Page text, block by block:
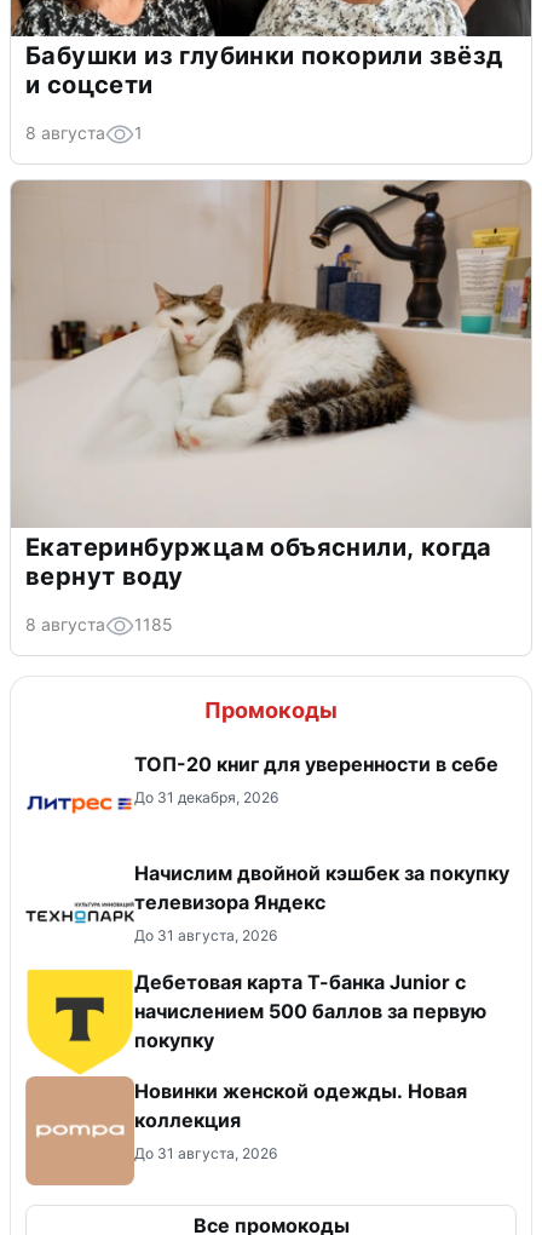
Бабушки из глубинки покорили звёзд
и соцсети
8 августа 1
Екатеринбуржцам объяснили, когда
вернут воду
8 августа 1185
Промокоды
ТОП-20 книг для уверенности в себе
До 31 декабря, 2026
Начислим двойной кэшбек за покупку
телевизора Яндекс
До 31 августа, 2026
Дебетовая карта Т-банка Junior c
начислением 500 баллов за первую
покупку
Новинки женской одежды. Новая
коллекция
До 31 августа, 2026
Все промокоды